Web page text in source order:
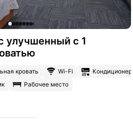
улучшенный с 1
кровать Wi-Fi
Кондиционер
Рабочее место